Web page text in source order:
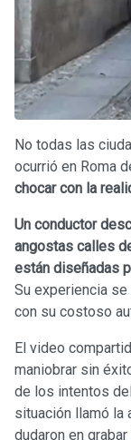
No todas las
ocurrió en Roma
chocar con la
Un conductor
angostas calles
están diseñadas
Su experiencia
con su costoso
El video
maniobrar sin
de los intentos
situación llamó la
dudaron en